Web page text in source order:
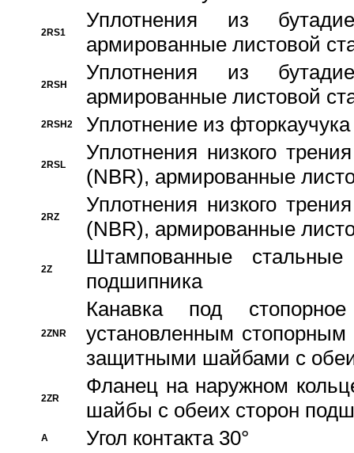
2RS1
Уплотнения из
армированные листовой
2RSH
Уплотнения из
армированные листовой
2RSH2 Уплотнение из
2RSL
Уплотнения низкого
(NBR), армированные
2RZ
Уплотнения низкого
(NBR), армированные
2Z
Штампованные
подшипника
2ZNR
Канавка под
установленным
защитными шайбами с
2ZR
Фланец на наружном
шайбы с обеих сторон
A
Угол контакта 30°